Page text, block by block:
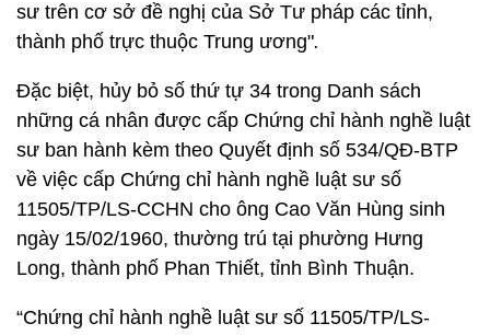
sư trên cơ sở đề nghị của Sở Tư pháp các tỉnh,
thành phố trực thuộc Trung ương".
Đặc biệt, hủy bỏ số thứ tự 34 trong Danh sách
những cá nhân được cấp Chứng chỉ hành nghề luật
sư ban hành kèm theo Quyết định số 534/QĐ-BTP
về việc cấp Chứng chỉ hành nghề luật sư số
11505/TP/LS-CCHN cho ông Cao Văn Hùng sinh
ngày 15/02/1960, thường trú tại phường Hưng
Long, thành phố Phan Thiết, tỉnh Bình Thuận.
“Chứng chỉ hành nghề luật sư số 11505/TP/LS-